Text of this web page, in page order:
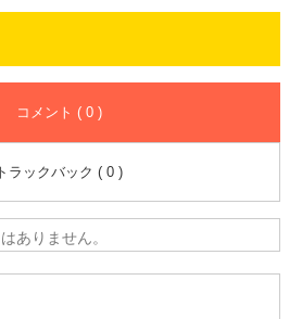
コメント ( 0 )
トラックバック ( 0 )
ありません。